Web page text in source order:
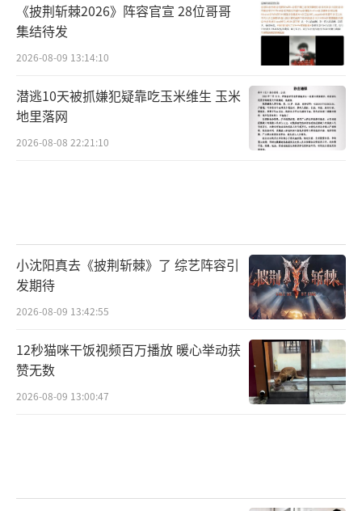
《披荆斩棘2026》阵容官宣 28位哥哥
集结待发
2026-08-09 13:14:10
潜逃10天被抓嫌犯疑靠吃玉米维生 玉米
地里落网
2026-08-08 22:21:10
小沈阳真去《披荆斩棘》了 综艺阵容引
发期待
2026-08-09 13:42:55
12秒猫咪干饭视频百万播放 暖心举动获
赞无数
2026-08-09 13:00:47